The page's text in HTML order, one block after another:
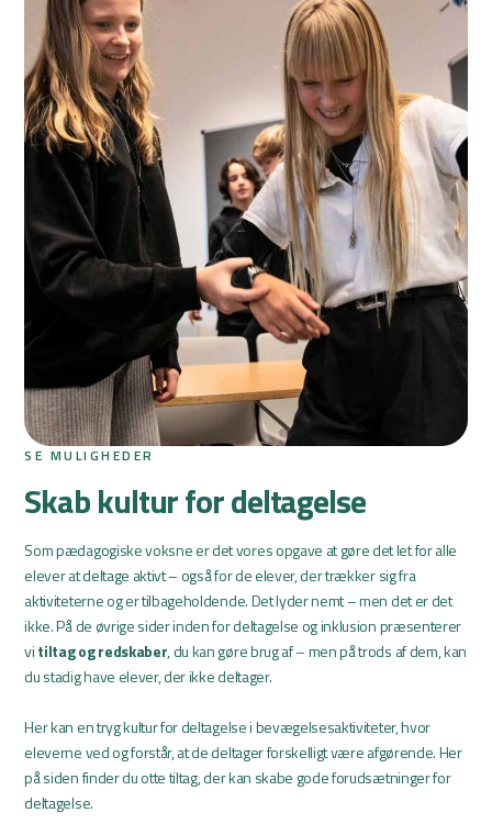
SE MULIGHEDER
Skab kultur for deltagelse
Som pædagogiske voksne er det vores opgave at gøre det let for alle
elever at deltage aktivt – også for de elever, der trækker sig fra
aktiviteterne og er tilbageholdende. Det lyder nemt – men det er det
ikke. På de øvrige sider inden for deltagelse og inklusion præsenterer
vitiltag og redskaber, du kan gøre brug af – men på trods af dem, kan
du stadig have elever, der ikke deltager.
Her kan en tryg kultur for deltagelse i bevægelsesaktiviteter, hvor
eleverne ved og forstår, at de deltager forskelligt være afgørende. Her
på siden finder du otte tiltag, der kan skabe gode forudsætninger for
deltagelse.